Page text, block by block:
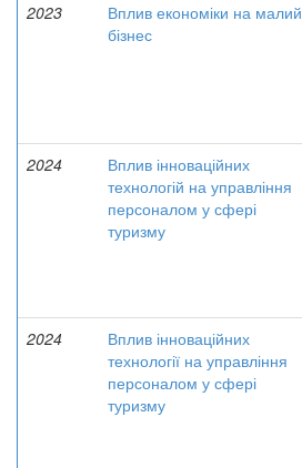
2023
Вплив економіки на малий
бізнес
2024
Вплив інноваційних
технологій на управління
персоналом у сфері
туризму
2024
Вплив інноваційних
технології на управління
персоналом у сфері
туризму